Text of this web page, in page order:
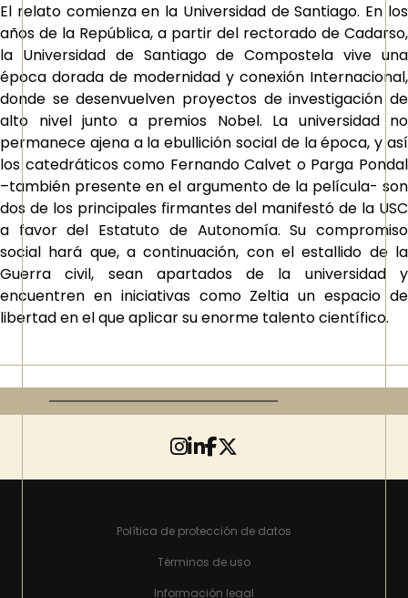
El relato comienza en la Universidad de Santiago. En los
años de la República, a partir del rectorado de Cadarso,
la Universidad de Santiago de Compostela vive una
época dorada de modernidad y conexión Internacional,
donde se desenvuelven proyectos de investigación de
alto nivel junto a premios Nobel. La universidad no
permanece ajena a la ebullición social de la época, y así
los catedráticos como Fernando Calvet o Parga Pondal
–también presente en el argumento de la película- son
dos de los principales firmantes del manifestó de la USC
a favor del Estatuto de Autonomía. Su compromiso
social hará que, a continuación, con el estallido de la
Guerra civil, sean apartados de la universidad y
encuentren en iniciativas como Zeltia un espacio de
libertad en el que aplicar su enorme talento científico.
Política de protección de datos
Términos de uso
Información legal